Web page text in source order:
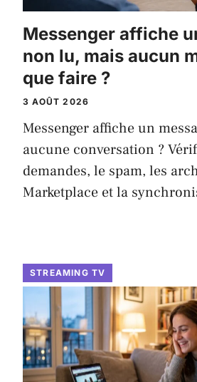
Messenger affiche
non lu, mais aucun
que faire ?
3 AOÛT 2026
Messenger affiche un
aucune conversation ?
demandes, le spam, les
Marketplace et la
STREAMING TV